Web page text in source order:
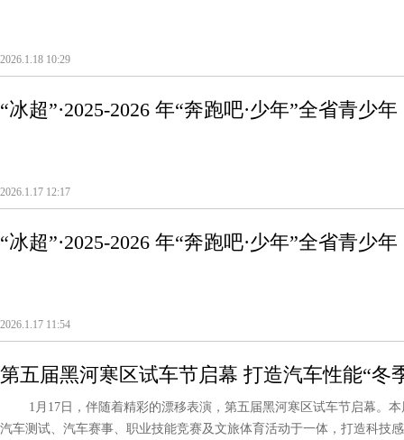
2026.1.18 10:29
“冰超”·2025-2026 年“奔跑吧·少年”全省青少
2026.1.17 12:17
“冰超”·2025-2026 年“奔跑吧·少年”全省青少
2026.1.17 11:54
第五届黑河寒区试车节启幕 打造汽车性能“冬
1月17日，伴随着精彩的漂移表演，第五届黑河寒区试车节启幕。本
汽车测试、汽车赛事、职业技能竞赛及文旅体育活动于一体，打造科技